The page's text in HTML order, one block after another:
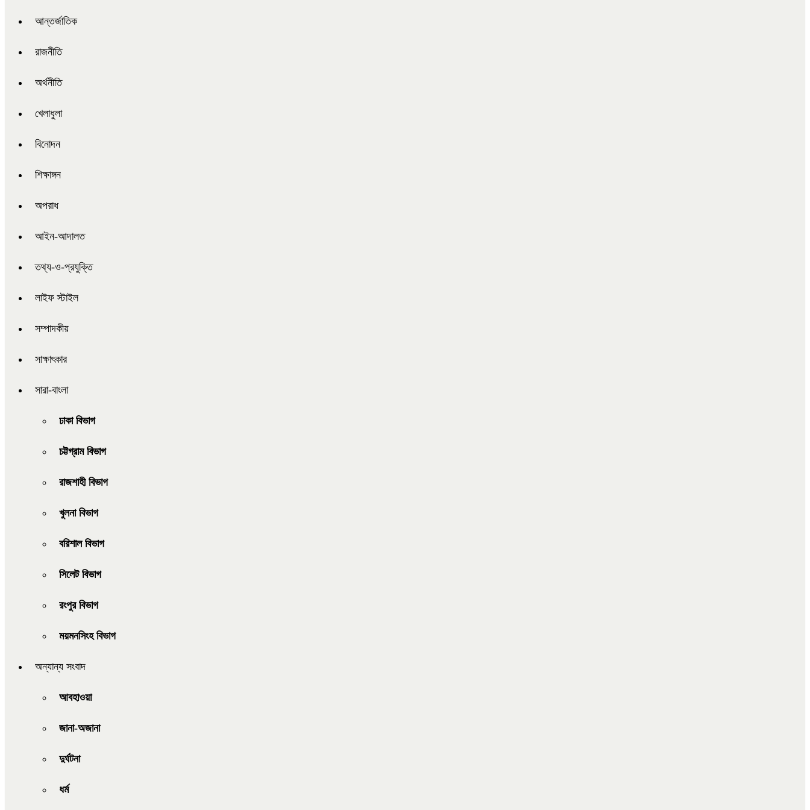
আন্তর্জাতিক
রাজনীতি
অর্থনীতি
খেলাধুলা
বিনোদন
শিক্ষাঙ্গন
অপরাধ
আইন-আদালত
তথ্য-ও-প্রযুক্তি
লাইফ স্টাইল
সম্পাদকীয়
সাক্ষাৎকার
সারা-বাংলা
ঢাকা বিভাগ
চট্টগ্রাম বিভাগ
রাজশাহী বিভাগ
খুলনা বিভাগ
বরিশাল বিভাগ
সিলেট বিভাগ
রংপুর বিভাগ
ময়মনসিংহ বিভাগ
অন্যান্য সংবাদ
আবহাওয়া
জানা-অজানা
দুর্ঘটনা
ধর্ম